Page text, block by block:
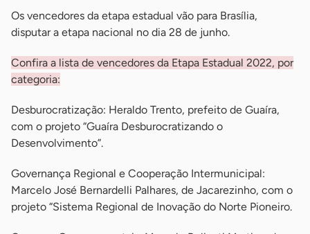
Os vencedores da etapa estadual vão para Brasília,
disputar a etapa nacional no dia 28 de junho.
Confira a lista de vencedores da Etapa Estadual 2022, por
categoria:
Desburocratização: Heraldo Trento, prefeito de Guaíra,
com o projeto “Guaíra Desburocratizando o
Desenvolvimento”.
Governança Regional e Cooperação Intermunicipal:
Marcelo José Bernardelli Palhares, de Jacarezinho, com o
projeto “Sistema Regional de Inovação do Norte Pioneiro.